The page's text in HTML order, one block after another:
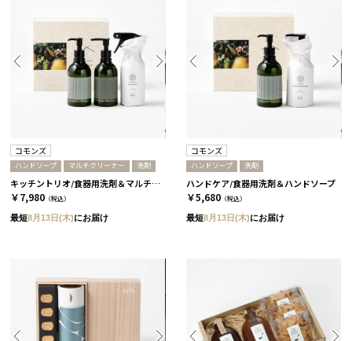
コモンズ
ハンドソープ マルチクリーナー 洗剤
キッチントリオ/食器用洗剤＆マルチクリーナー＆ハンドソープ［コモンズ］
￥7,980 （税込）
最短8月13日(木)にお届け
コモンズ
ハンドソープ 洗剤
ハンドケア/食器用洗剤＆ハンドソープ
￥5,680 （税込）
最短8月13日(木)にお届け